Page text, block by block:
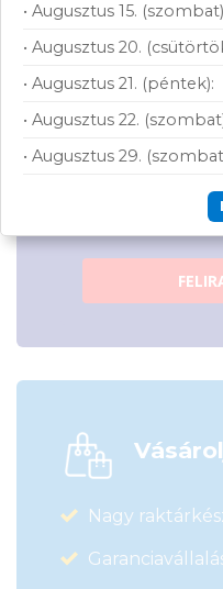
Hírlevelünkről
adatkezelési
Nagy
• Augusztus 15.
• Augusztus 20.
• Augusztus 21. (péntek):
• Augusztus 22.
• Augusztus 29.